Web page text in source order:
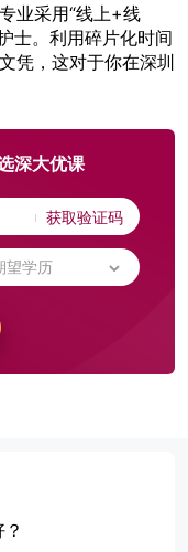
业采用“线上+线
士。利用碎片化时间
凭，这对于你在深圳
深大优课
获取验证码